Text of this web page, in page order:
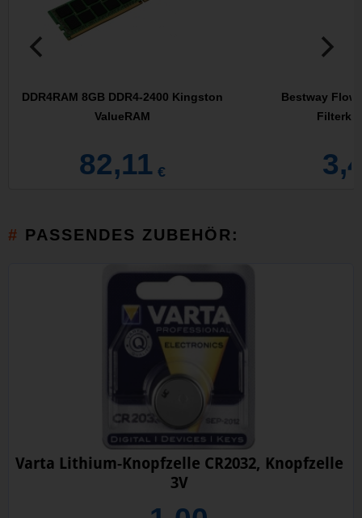
DDR4RAM 8GB DDR4-2400 Kingston
ValueRAM
82,11 €
Bestway
PASSENDES ZUBEHÖR:
Varta Lithium-Knopfzelle CR2032, Knopfzelle
3V